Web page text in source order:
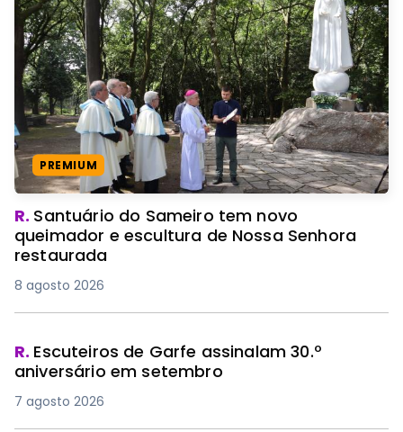
PREMIUM
R. Santuário do Sameiro tem novo
queimador e escultura de Nossa Senhora
restaurada
8 agosto 2026
R. Escuteiros de Garfe assinalam 30.º
aniversário em setembro
7 agosto 2026